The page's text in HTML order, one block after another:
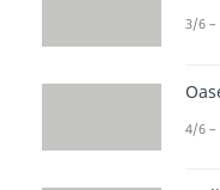
dafür,
nicht
3/6 –
4/6 –